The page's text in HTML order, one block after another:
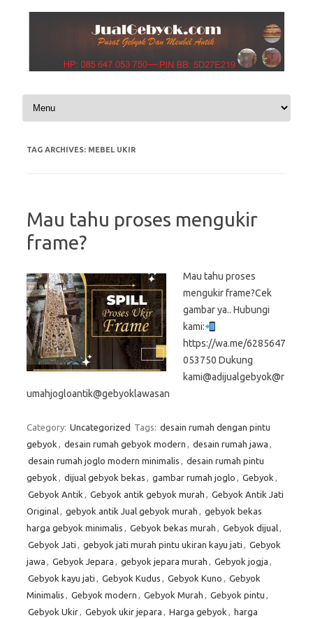
Skip to content
TAG ARCHIVES: MEBEL UKIR
Mau tahu proses mengukir
frame?
Mau tahu proses
mengukir frame?Cek
gambar ya.. Hubungi
kami:
https://wa.me/6285647
053750 Dukung
kami@adijualgebyok@r
umahjogloantik@gebyoklawasan
Category: Uncategorized Tags: desain rumah dengan pintu
gebyok , desain rumah gebyok modern , desain rumah jawa ,
desain rumah joglo modern minimalis , desain rumah pintu
gebyok , dijual gebyok bekas , gambar rumah joglo , Gebyok ,
Gebyok Antik , Gebyok antik gebyok murah , Gebyok Antik Jati
Original, gebyok antik Jual gebyok murah , gebyok bekas
harga gebyok minimalis , Gebyok bekas murah , Gebyok dijual,
Gebyok Jati , gebyok jati murah pintu ukiran kayu jati , Gebyok
jawa , Gebyok Jepara , gebyok jepara murah , Gebyok jogja ,
Gebyok kayu jati , Gebyok Kudus , Gebyok Kuno , Gebyok
Minimalis , Gebyok modern , Gebyok Murah , Gebyok pintu ,
Gebyok Ukir, Gebyok ukir jepara , Harga gebyok , harga